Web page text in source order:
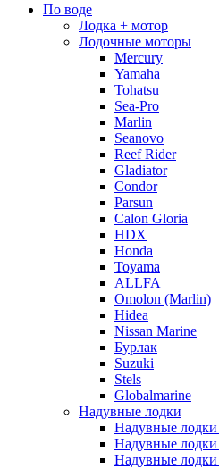
По воде
Лодка + мотор
Лодочные моторы
Mercury
Yamaha
Tohatsu
Sea-Pro
Marlin
Seanovo
Reef Rider
Gladiator
Condor
Parsun
Calon Gloria
HDX
Honda
Toyama
ALLFA
Omolon (Marlin)
Hidea
Nissan Marine
Бурлак
Suzuki
Stels
Globalmarine
Надувные лодки
Надувные
Надувные
Надувные